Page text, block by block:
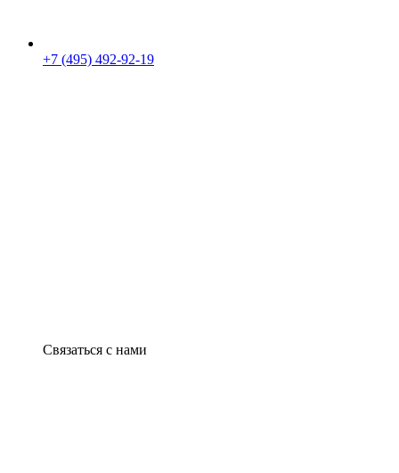
+7 (495) 492-92-19
Связаться с нами